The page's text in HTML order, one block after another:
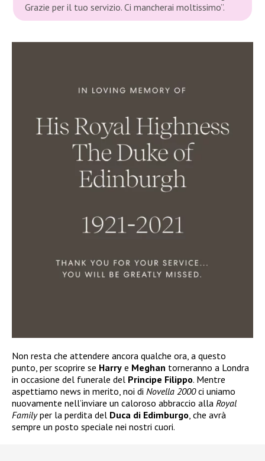
Grazie per il tuo servizio. Ci mancherai moltissimo”.
Non resta che attendere ancora qualche ora, a questo
punto, per scoprire se Harry e Meghan torneranno a Londra
in occasione del funerale del Principe Filippo. Mentre
aspettiamo news in merito, noi di Novella 2000ci uniamo
nuovamente nell’inviare un caloroso abbraccio alla Royal
Familyper la perdita del Duca di Edimburgo, che avrà
sempre un posto speciale nei nostri cuori.